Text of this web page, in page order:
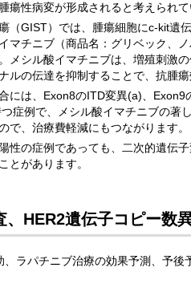
瘍性病変が形成されると考えられ
（GIST）では、腫瘍細胞にc-kit遺
マチニブ（商品名：グリベック、
メシル酸イマチニブは、増殖刺激
ルの伝達を抑制することで、抗腫
には、Exon8のITD変異(a)、
症例で、メシル酸イマチニブの著
で、治療費軽減にもつながります。
性の症例であっても、二次的遺伝
とがあります。
、HER2遺伝子コピー数
ラパチニブ治療の効果予測、予